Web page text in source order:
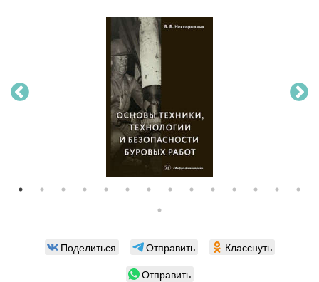
Поделиться Отправить
Класснуть
Отправить